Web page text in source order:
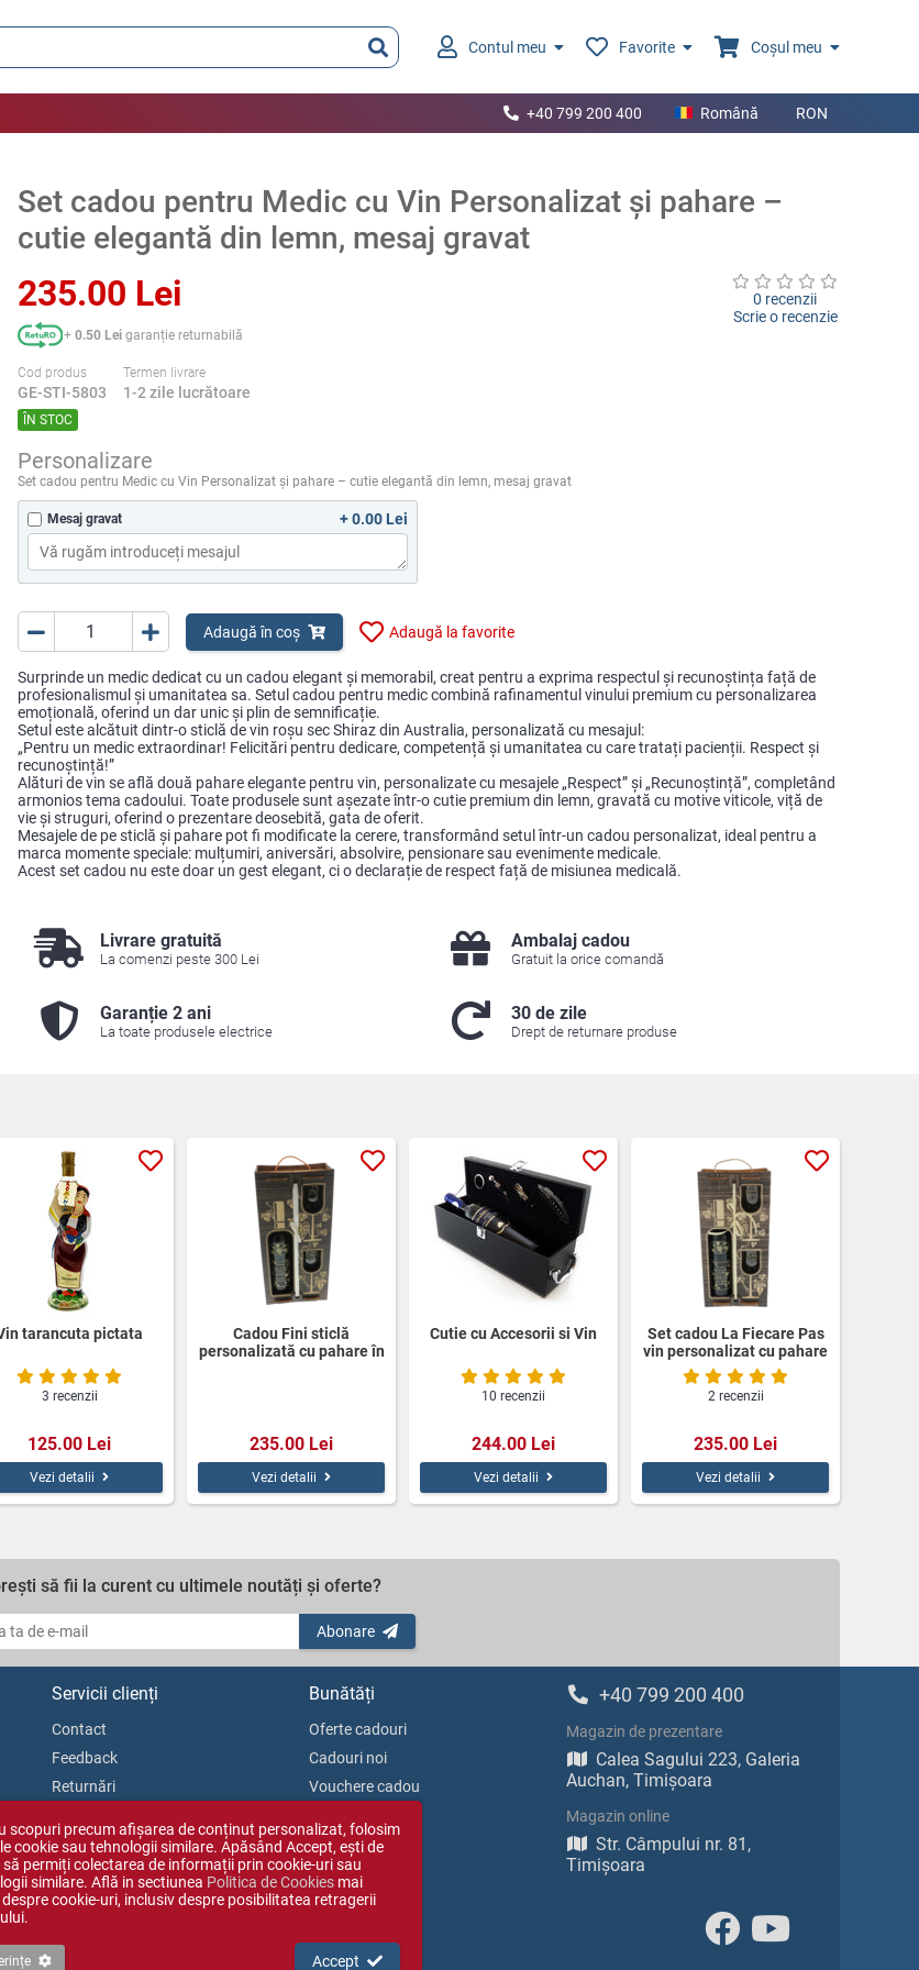
Contul meu Favorite Coșul meu
+40 799 200 400 Română RON
Set cadou pentru Medic cu Vin Personalizat și pahare –
cutie elegantă din lemn, mesaj gravat
235.00 Lei
+ 0.50 Leigaranție returnabilă
Cod produs
GE-STI-5803
Termen livrare
1-2 zile lucrătoare
ÎN STOC
0 recenzii
Scrie o recenzie
Personalizare
Set cadou pentru Medic cu Vin Personalizat și pahare – cutie elegantă din lemn, mesaj gravat
Mesaj gravat + 0.00 Lei
Adaugă în coș Adaugă la favorite
Surprinde un medic dedicat cu un cadou elegant și memorabil, creat pentru a exprima respectul și recunoștința față de
profesionalismul și umanitatea sa. Setul cadou pentru medic combină rafinamentul vinului premium cu personalizarea
emoțională, oferind un dar unic și plin de semnificație.
Setul este alcătuit dintr-o sticlă de vin roșu sec Shiraz din Australia, personalizată cu mesajul:
„Pentru un medic extraordinar! Felicitări pentru dedicare, competență și umanitatea cu care tratați pacienții. Respect și
recunoștință!”
Alături de vin se află două pahare elegante pentru vin, personalizate cu mesajele „Respect” și „Recunoștință”, completând
armonios tema cadoului. Toate produsele sunt așezate într-o cutie premium din lemn, gravată cu motive viticole, viță de
vie și struguri, oferind o prezentare deosebită, gata de oferit.
Mesajele de pe sticlă și pahare pot fi modificate la cerere, transformând setul într-un cadou personalizat, ideal pentru a
marca momente speciale: mulțumiri, aniversări, absolvire, pensionare sau evenimente medicale.
Acest set cadou nu este doar un gest elegant, ci o declarație de respect față de misiunea medicală.
Livrare gratuită
La comenzi peste 300 Lei
Ambalaj cadou
Gratuit la orice comandă
Garanție 2 ani
La toate produsele electrice
30 de zile
Drept de returnare produse
tarancuta pictata
3 recenzii
125.00 Lei
Vezi detalii
Cadou Fini sticlă
personalizată cu pahare în
235.00 Lei
Vezi detalii
Cutie cu Accesorii si Vin
10 recenzii
244.00 Lei
Vezi detalii
Set cadou La Fiecare Pas
vin personalizat cu pahare
cutie lemn
2 recenzii
235.00 Lei
Vezi detalii
să fii la curent cu ultimele noutăți și oferte?
Abonare
Servicii clienți
Contact
Feedback
Returnări
ANPC
Bunătăți
Oferte cadouri
Cadouri noi
Vouchere cadou
+40 799 200 400
Magazin de prezentare
Calea Sagului 223, Galeria
Auchan, Timișoara
Magazin online
Str. Câmpului nr. 81,
Timișoara
1813/2003).
scopuri precum afișarea de conținut personalizat, folosim
cookie sau tehnologii similare. Apăsând Accept, ești de
permiți colectarea de informații prin cookie-uri sau
similare. Află in sectiunea Politica de Cookies mai
cookie-uri, inclusiv despre posibilitatea retragerii
Accept